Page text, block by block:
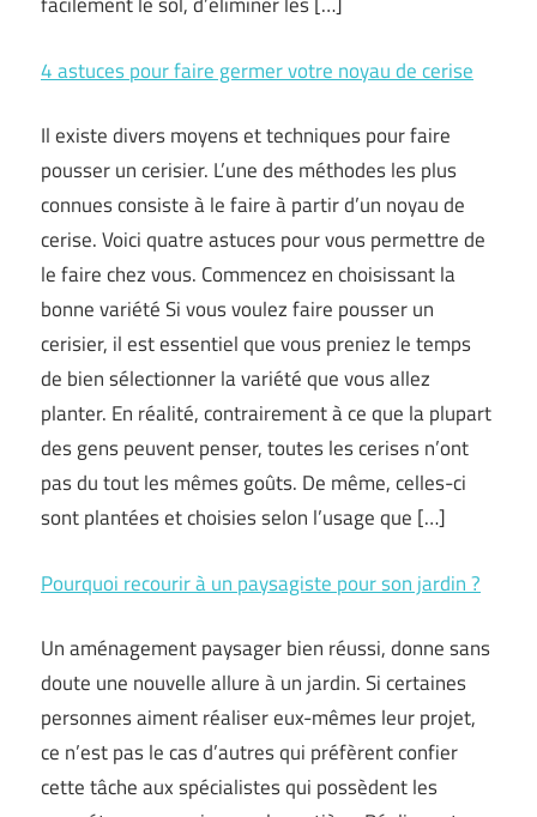
4 astuces pour faire germer votre noyau de cerise
Il existe divers moyens et techniques pour faire
pousser un cerisier. L’une des méthodes les plus
connues consiste à le faire à partir d’un noyau de
cerise. Voici quatre astuces pour vous permettre de
le faire chez vous. Commencez en choisissant la
bonne variété Si vous voulez faire pousser un
cerisier, il est essentiel que vous preniez le temps
de bien sélectionner la variété que vous allez
planter. En réalité, contrairement à ce que la plupart
des gens peuvent penser, toutes les cerises n’ont
pas du tout les mêmes goûts. De même, celles-ci
sont plantées et choisies selon l’usage que […]
Pourquoi recourir à un paysagiste pour son jardin ?
Un aménagement paysager bien réussi, donne sans
doute une nouvelle allure à un jardin. Si certaines
personnes aiment réaliser eux-mêmes leur projet,
ce n’est pas le cas d’autres qui préfèrent confier
cette tâche aux spécialistes qui possèdent les